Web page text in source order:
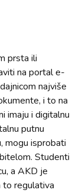
prsta ili
na portal e-
najviše
i to na
imaju i digitalnu
putnu
mogu isprobati
Studenti
a AKD je
to regulativa